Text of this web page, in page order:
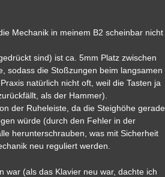
Mechanik in meinem B2 scheinbar nicht
sind) ist ca. 5mm Platz zwischen
sodass die Stoßzungen beim langsamen
natürlich nicht oft, weil die Tasten ja
als der Hammer).
der Ruheleiste, da die Steighöhe gerade
würde (durch den Fehler in der
herunterschrauben, was mit Sicherheit
neu reguliert werden.
war (als das Klavier neu war, dachte ich